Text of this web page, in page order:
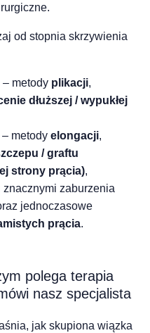
od stopnia skrzywienia
metody plikacji,
dłuższej / wypukłej
metody elongacji,
/ graftu
strony prącia),
zaburzenia
jednoczasowe
prącia.
polega terapia
nasz specjalista
jak skupiona wiązka